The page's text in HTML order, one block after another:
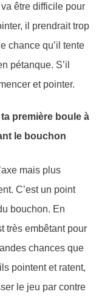
être difficile pour
il prendrait trop
chance qu’il tente
pétanque. S’il
et pointer.
première boule à
le bouchon
mais plus
C’est un point
bouchon. En
très embêtant pour
chances que
pointent et ratent,
le jeu par contre